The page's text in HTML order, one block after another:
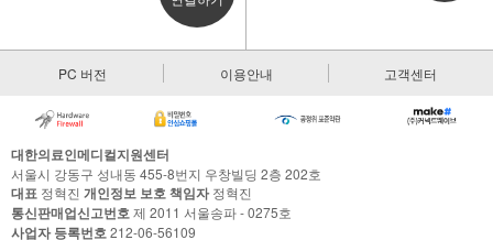
PC 버전 이용안내 고객센터
대한의료인메디컬지원센터
서울시 강동구 성내동 455-8번지 우창빌딩 2층 202호
대표 정혁진 개인정보 보호 책임자정혁진
통신판매업신고번호 제 2011 서울송파 - 0275호
사업자 등록번호 212-06-56109